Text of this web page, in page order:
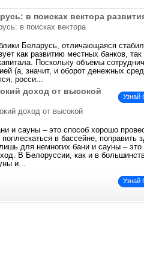
в поисках вектора
Беларусь, отличающаяся
как развитию местных банков, так
Поскольку объёмы
(а, значит, и оборот денежных
росси...
Узнай
доход от высокой
и сауны – это способ хорошо
в бассейне, поправить
для немногих бани и сауны – это
В Белоруссии, как и в
и...
Узнай